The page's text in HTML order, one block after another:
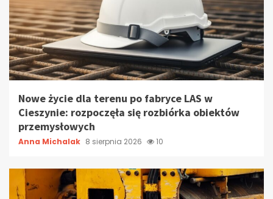
Nowe życie dla terenu po fabryce LAS w
Cieszynie: rozpoczęła się rozbiórka obiektów
przemysłowych
Anna Michalak 8 sierpnia 2026 10